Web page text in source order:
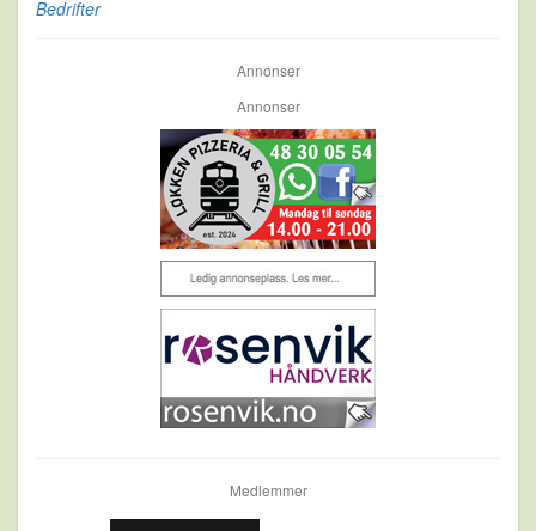
Bedrifter
Annonser
Annonser
Medlemmer